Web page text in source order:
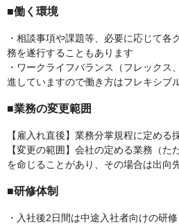
■働く環境
・相談事項や課題等、必要に応じて各
務を遂行することもあります
・ワークライフバランス（フレックス
進していますので働き方はフレキシブ
■業務の変更範囲
【雇入れ直後】業務分掌規程に定める
【変更の範囲】会社の定める業務（た
を命じることがあり、その場合は出向
■研修体制
・入社後2日間は中途入社者向けの研